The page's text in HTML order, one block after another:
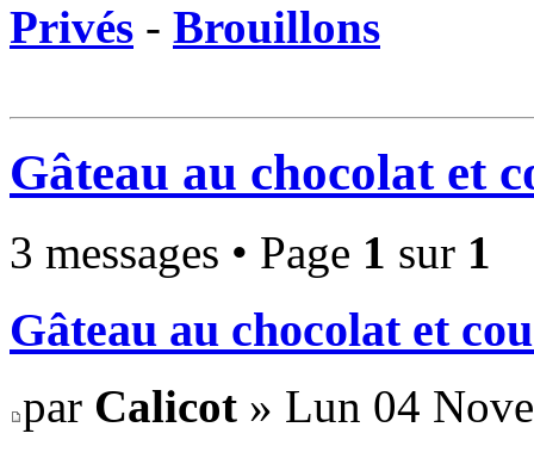
Privés - Brouillons
Gâteau au chocolat et
3 messages • Page 1 sur 1
Gâteau au chocolat et
par Calicot » Lun 04